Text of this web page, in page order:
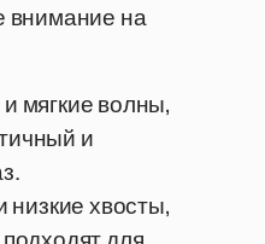
внимание на
мягкие волны,
и
низкие хвосты,